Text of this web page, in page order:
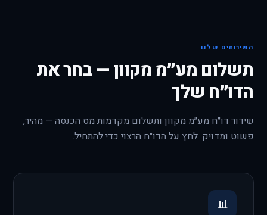
השירותים שלנו
תשלום מע״מ מקוון — בחר את
הדו״ח שלך
שידור דו״ח מע״מ מקוון ותשלום מקדמות מס הכנסה — מהיר,
פשוט ומדויק. לחץ על הדו״ח הרצוי כדי להתחיל.
📊